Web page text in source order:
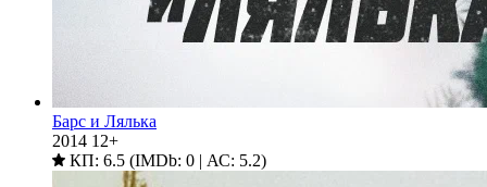
Барс и Лялька
2014 12+
КП: 6.5 (IMDb: 0 | АС: 5.2)